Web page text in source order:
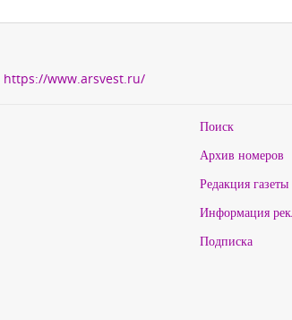
https://www.arsvest.ru/
Поиск
Архив номеров
Редакция газеты
Информация
Подписка